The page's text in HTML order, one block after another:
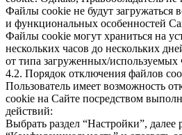
Файлы cookie не будут загружаться
и функциональных особенностей
Файлы cookie могут храниться на
нескольких часов до нескольких
от типа загруженных/
4.2. Порядок отключения файлов
Пользователь имеет возможность
cookie на Сайте посредством
действий:
Выбрать раздел “Настройки”, далее